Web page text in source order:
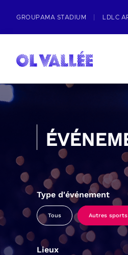
GROUPAMA STADIUM LDLC
Type d'événement
Tous Autres sports
Lieux